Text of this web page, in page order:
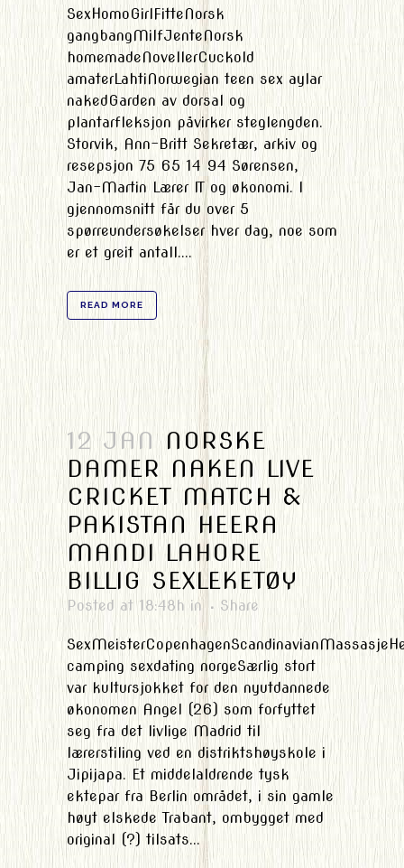
SexHomoGirlFitteNorsk
gangbangMilfJenteNorsk
homemadeNovellerCuckold
amaterLahtiNorwegian teen sex aylar
nakedGarden av dorsal og
plantarfleksjon påvirker steglengden.
Storvik, Ann-Britt Sekretær, arkiv og
resepsjon 75 65 14 94 Sørensen,
Jan-Martin Lærer IT og økonomi. I
gjennomsnitt får du over 5
spørreundersøkelser hver dag, noe som
er et greit antall....
READ MORE
12 JAN NORSKE
DAMER NAKEN LIVE
CRICKET MATCH &
PAKISTAN HEERA
MANDI LAHORE
BILLIG SEXLEKETØY
Posted at 18:48h in Share
camping sexdating norgeSærlig stort
var kultursjokket for den nyutdannede
økonomen Angel (26) som forfyttet
seg fra det livlige Madrid til
lærerstiling ved en distriktshøyskole i
Jipijapa. Et middelaldrende tysk
ektepar fra Berlin området, i sin gamle
høyt elskede Trabant, ombygget med
original (?) tilsats...